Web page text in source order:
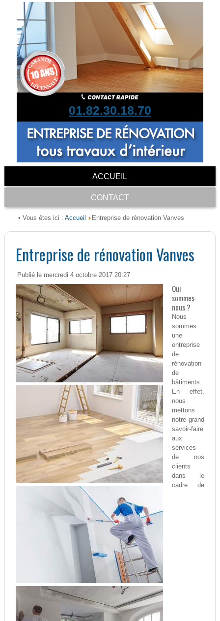
01.82.30.18.70
ACCUEIL
CONTACT
• Vous êtes ici : Accueil Entreprise de rénovation Vanves
Entreprise de rénovation Vanves
Publié le mercredi 4 octobre 2017 20:27
Qui
sommes-
nous ?
Nous
sommes
une
entreprise
de
rénovation
de
bâtiments.
En effet,
nous
mettons
notre grand
savoir-faire
aux
services
de nos
clients
dans le
cadre de